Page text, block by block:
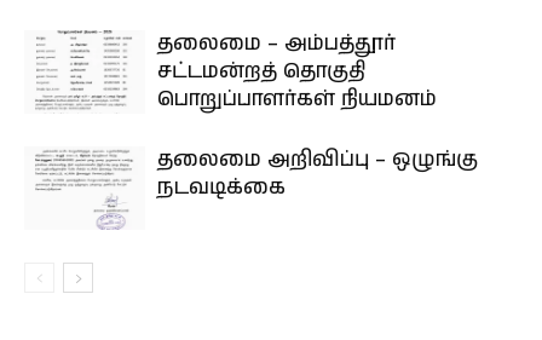
தலைமை – அம்பத்தூர்
சட்டமன்றத் தொகுதி
பொறுப்பாளர்கள் நியமனம்
தலைமை அறிவிப்பு – ஒழுங்கு
நடவடிக்கை